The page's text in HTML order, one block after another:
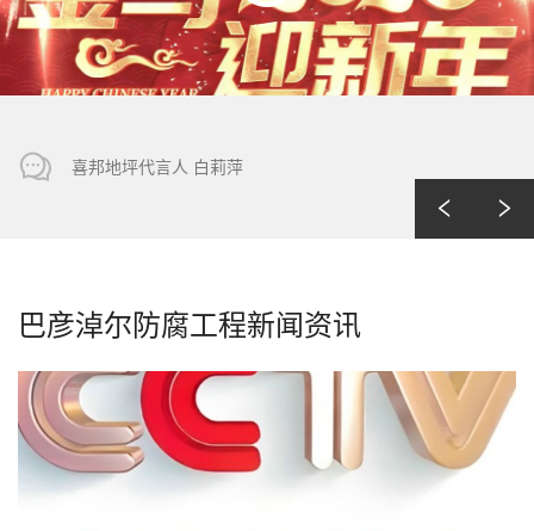
喜邦地坪代言人 白莉萍
巴彦淖尔防腐工程新闻资讯